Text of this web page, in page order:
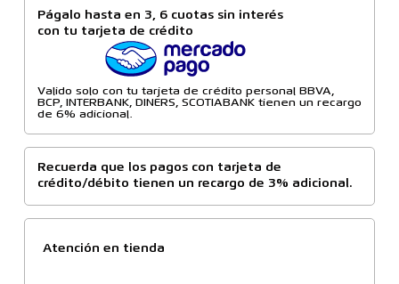
Págalo hasta en 3, 6 cuotas sin interés
con tu tarjeta de crédito
Valido solo con tu tarjeta de crédito personal BBVA,
BCP, INTERBANK, DINERS, SCOTIABANK tienen un recargo
de 6% adicional.
Recuerda que los pagos con tarjeta de
crédito/débito tienen un recargo de 3% adicional.
Atención en tienda